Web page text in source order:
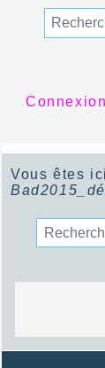
Connexion
Vous êtes